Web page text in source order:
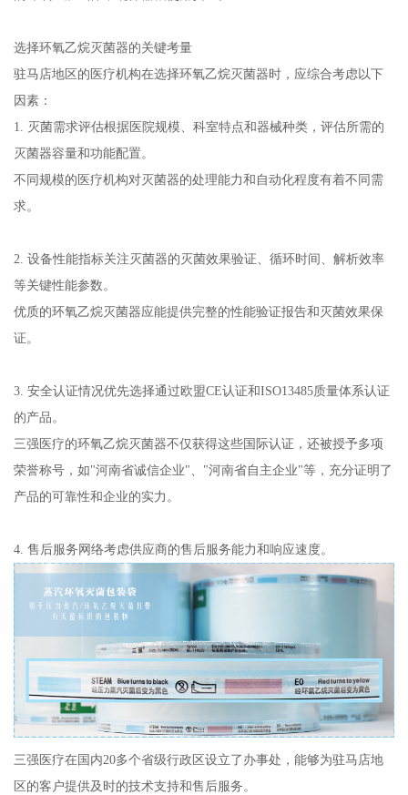
选择环氧乙烷灭菌器的关键考量
驻马店地区的医疗机构在选择环氧乙烷灭菌器时，应综合考虑以下
因素：
1. 灭菌需求评估根据医院规模、科室特点和器械种类，评估所需的
灭菌器容量和功能配置。
不同规模的医疗机构对灭菌器的处理能力和自动化程度有着不同需
求。
2. 设备性能指标关注灭菌器的灭菌效果验证、循环时间、解析效率
等关键性能参数。
优质的环氧乙烷灭菌器应能提供完整的性能验证报告和灭菌效果保
证。
3. 安全认证情况优先选择通过欧盟CE认证和ISO13485质量体系认证
的产品。
三强医疗的环氧乙烷灭菌器不仅获得这些国际认证，还被授予多项
荣誉称号，如"河南省诚信企业"、"河南省自主企业"等，充分证明了
产品的可靠性和企业的实力。
4. 售后服务网络考虑供应商的售后服务能力和响应速度。
三强医疗在国内20多个省级行政区设立了办事处，能够为驻马店地
区的客户提供及时的技术支持和售后服务。